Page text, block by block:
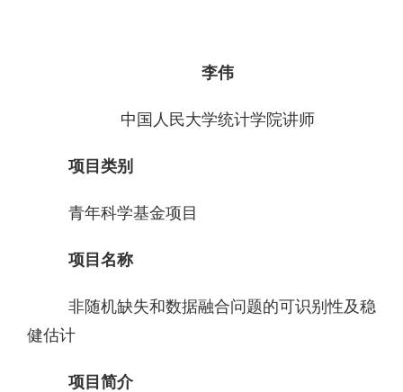
李伟
中国人民大学统计学院讲师
项目类别
青年科学基金项目
项目名称
非随机缺失和数据融合问题的可识别性及稳
健估计
项目简介